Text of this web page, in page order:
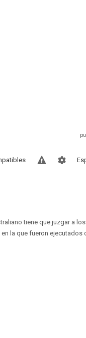
tiene que juzgar a los
la que fueron ejecutados